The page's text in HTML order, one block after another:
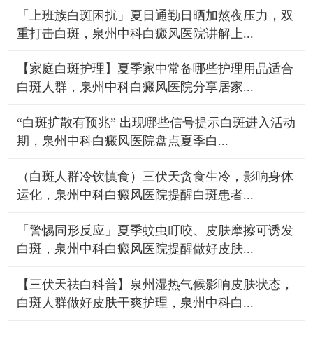
「上班族白斑困扰」夏日通勤日晒加熬夜压力，双
重打击白斑，泉州中科白癜风医院讲解上...
【家庭白斑护理】夏季家中常备哪些护理用品适合
白斑人群，泉州中科白癜风医院分享居家...
“白斑扩散有预兆” 出现哪些信号提示白斑进入活动
期，泉州中科白癜风医院盘点夏季白...
（白斑人群冷饮慎食）三伏天贪食生冷，影响身体
运化，泉州中科白癜风医院提醒白斑患者...
「警惕同形反应」夏季蚊虫叮咬、皮肤摩擦可诱发
白斑，泉州中科白癜风医院提醒做好皮肤...
【三伏天祛白科普】泉州湿热气候影响皮肤状态，
白斑人群做好皮肤干爽护理，泉州中科白...